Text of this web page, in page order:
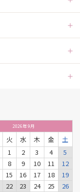
2026年9月
火 水 木 金
土
1
2 3 4
5
8 9 10 11
12
15 16 17 18
19
22 23 24 25 26